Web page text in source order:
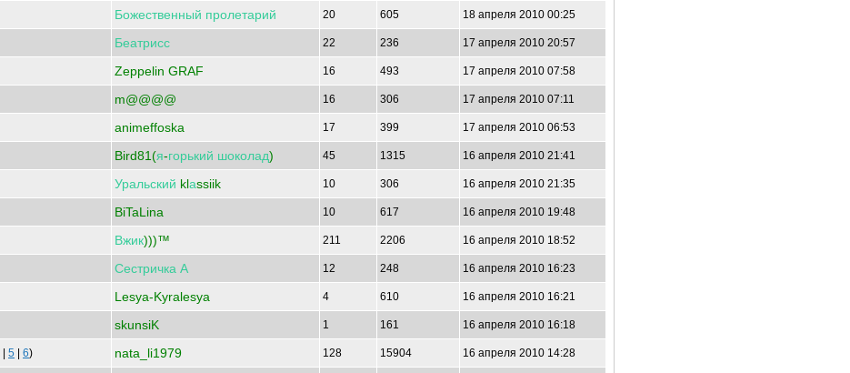
Божественный пролетарий 20 605 18 апреля 2010 00:25
Беатрисс 22 236 17 апреля 2010 20:57
Zeppelin GRAF 16 493 17 апреля 2010 07:58
m@@@@ 16 306 17 апреля 2010 07:11
animeffoska 17 399 17 апреля 2010 06:53
Bird81(я-горький шоколад) 45 1315 16 апреля 2010 21:41
Уральский klаssiik 10 306 16 апреля 2010 21:35
BiTaLina 10 617 16 апреля 2010 19:48
Вжик)))™ 211 2206 16 апреля 2010 18:52
Сестричка А 12 248 16 апреля 2010 16:23
Lesya-Kyralesya 4 610 16 апреля 2010 16:21
skunsiK 1 161 16 апреля 2010 16:18
5 6) nata_li1979 128 15904 16 апреля 2010 14:28